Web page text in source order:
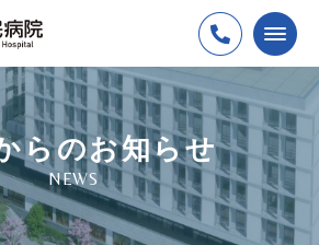
らのお知らせ
NEWS